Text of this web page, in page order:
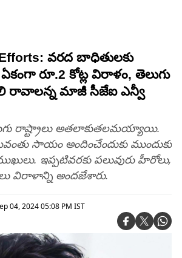
వరద బాధితులకు
రూ.2 కోట్ల విరాళం, తెలుగు
రావాలన్న మాజీ సీజేఐ ఎన్వీ
రాష్ట్రాలు అతలాకుతలమయ్యాయి.
సాయం అందించేందుకు ముందుకు
ఇప్పటివరకు పలువురు హీరోలు,
విరాళాన్ని అందజేశారు.
04, 2024 05:08 PM IST